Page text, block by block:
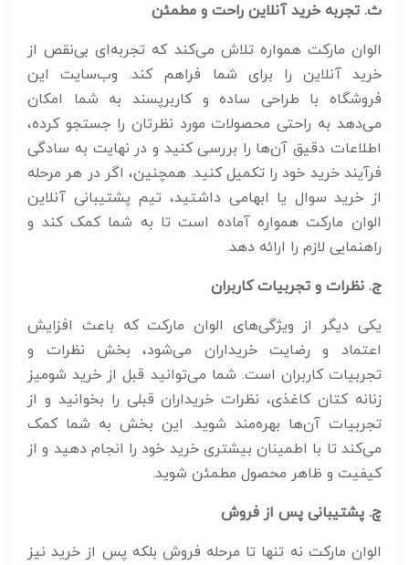
ث. تجربه خرید آنلاین راحت و مطمئن
الوان مارکت همواره تلاش می‌کند که تجربه‌ای بی‌نقص از
خرید آنلاین را برای شما فراهم کند. وب‌سایت این
فروشگاه با طراحی ساده و کاربرپسند به شما امکان
می‌دهد به راحتی محصولات مورد نظرتان را جستجو کرده،
اطلاعات دقیق آن‌ها را بررسی کنید و در نهایت به سادگی
فرآیند خرید خود را تکمیل کنید. همچنین، اگر در هر مرحله
از خرید سوال یا ابهامی داشتید، تیم پشتیبانی آنلاین
الوان مارکت همواره آماده است تا به شما کمک کند و
راهنمایی لازم را ارائه دهد.
ج. نظرات و تجربیات کاربران
یکی دیگر از ویژگی‌های الوان مارکت که باعث افزایش
اعتماد و رضایت خریداران می‌شود، بخش نظرات و
تجربیات کاربران است. شما می‌توانید قبل از خرید شومیز
زنانه کتان کاغذی، نظرات خریداران قبلی را بخوانید و از
تجربیات آن‌ها بهره‌مند شوید. این بخش به شما کمک
می‌کند تا با اطمینان بیشتری خرید خود را انجام دهید و از
کیفیت و ظاهر محصول مطمئن شوید.
چ. پشتیبانی پس از فروش
الوان مارکت نه تنها تا مرحله فروش بلکه پس از خرید نیز